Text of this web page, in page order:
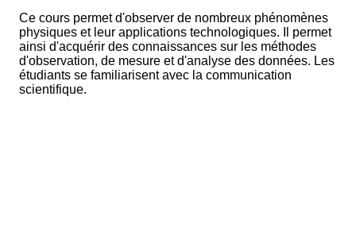
Ce cours permet d'observer de nombreux phénomènes
physiques et leur applications technologiques. Il permet
ainsi d'acquérir des connaissances sur les méthodes
d'observation, de mesure et d'analyse des données. Les
étudiants se familiarisent avec la communication
scientifique.